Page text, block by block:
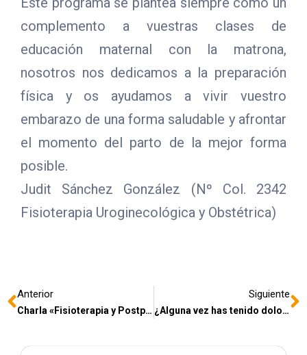
complemento a vuestras clases de
educación maternal con la matrona,
nosotros nos dedicamos a la preparación
física y os ayudamos a vivir vuestro
embarazo de una forma saludable y afrontar
el momento del parto de la mejor forma
posible.
Judit Sánchez González (Nº Col. 2342
Fisioterapia Uroginecológica y Obstétrica)
Anterior
Charla «Fisioterapia y Postparto»
Siguiente
¿Alguna vez has tenido dolor de espalda? Esto te interesa…